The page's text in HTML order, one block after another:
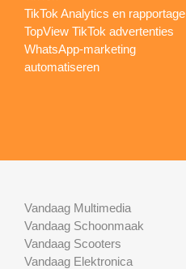
TikTok Analytics en rapportage
TopView TikTok advertenties
WhatsApp-marketing
automatiseren
Vandaag Multimedia
Vandaag Schoonmaak
Vandaag Scooters
Vandaag Elektronica